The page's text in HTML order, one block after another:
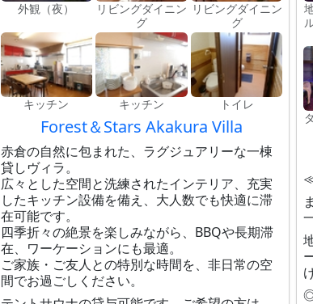
外観（夜）
リビングダイニン
グ
リビングダイニン
グ
キッチン キッチン トイレ
Forest＆Stars Akakura Villa
赤倉の自然に包まれた、ラグジュアリーな一棟
貸しヴィラ。
広々とした空間と洗練されたインテリア、充実
したキッチン設備を備え、大人数でも快適に滞
在可能です。
四季折々の絶景を楽しみながら、BBQや長期滞
在、ワーケーションにも最適。
ご家族・ご友人との特別な時間を、非日常の空
間でお過ごしください。